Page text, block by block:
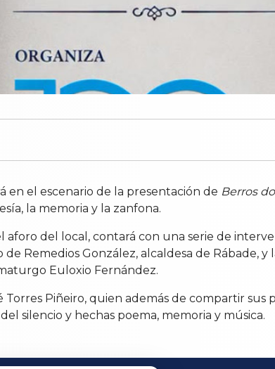
en el escenario de la presentación de Berros
la memoria y la zanfona.
del local, contará con una serie de
Remedios González, alcaldesa de Rábade, y
Euloxio Fernández.
Piñeiro, quien además de compartir sus
silencio y hechas poema, memoria y música.